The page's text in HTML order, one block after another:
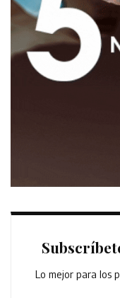
Lo mejor para los